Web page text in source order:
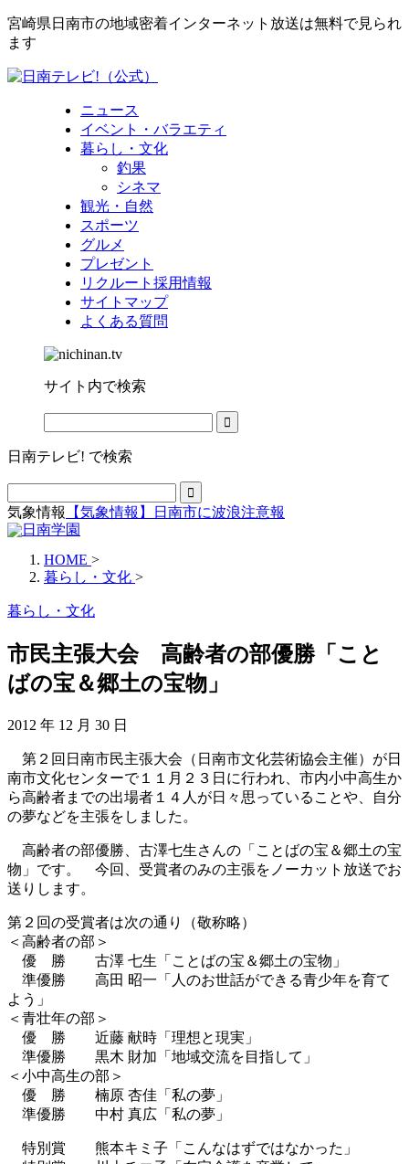
宮崎県日南市の地域密着インターネット放送は無料で見られ
ます
ニュース
イベント・バラエティ
暮らし・文化
釣果
シネマ
観光・自然
スポーツ
グルメ
プレゼント
リクルート採用情報
サイトマップ
よくある質問
サイト内で検索
日南テレビ! で検索
気象情報 【気象情報】日南市に波浪注意報
HOME >
暮らし・文化 >
暮らし・文化
市民主張大会 高齢者の部優勝「こと
ばの宝＆郷土の宝物」
2012 年 12 月 30 日
第２回日南市民主張大会（日南市文化芸術協会主催）が日
南市文化センターで１１月２３日に行われ、市内小中高生か
ら高齢者までの出場者１４人が日々思っていることや、自分
の夢などを主張をしました。
高齢者の部優勝、古澤七生さんの「ことばの宝＆郷土の宝
物」です。 今回、受賞者のみの主張をノーカット放送でお
送りします。
第２回の受賞者は次の通り（敬称略）
＜高齢者の部＞
優 勝 古澤 七生「ことばの宝＆郷土の宝物」
準優勝 高田 昭一「人のお世話ができる青少年を育て
よう」
＜青壮年の部＞
優 勝 近藤 献時「理想と現実」
準優勝 黒木 財加「地域交流を目指して」
＜小中高生の部＞
優 勝 楠原 杏佳「私の夢」
準優勝 中村 真広「私の夢」
特別賞 熊本キミ子「こんなはずではなかった」